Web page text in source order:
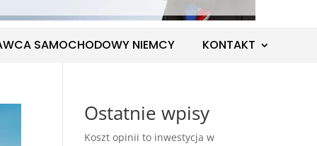
SAMOCHODOWY NIEMCY KONTAKT
Ostatnie wpisy
Koszt opinii to inwestycja w